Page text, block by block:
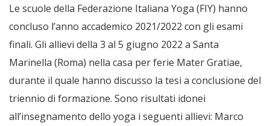
Le scuole della Federazione Italiana Yoga (FIY) hanno
concluso l’anno accademico 2021/2022 con gli esami
finali. Gli allievi della 3 al 5 giugno 2022 a Santa
Marinella (Roma) nella casa per ferie Mater Gratiae,
durante il quale hanno discusso la tesi a conclusione del
triennio di formazione. Sono risultati idonei
all’insegnamento dello yoga i seguenti allievi: Marco